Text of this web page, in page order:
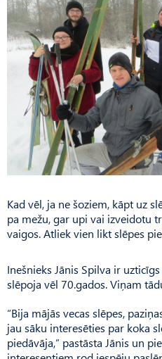
Kad vēl, ja ne šoziem, kāpt uz
pa mežu, gar upi vai izveidotu
vaigos. Atliek vien likt slēpes
Inešnieks Jānis Spilva ir
slēpoja vēl 70.gados. Viņam
“Bija mājās vecas slēpes,
jau sāku interesēties par koka
piedāvāja,” pastāsta Jānis un